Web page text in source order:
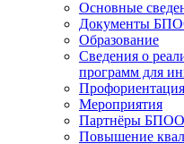
Основные
Документы
Образование
Сведения о
программ для
Мероприятия
Партнёры БПОО
Повышение